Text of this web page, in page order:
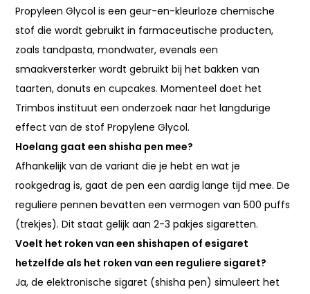
Propyleen Glycol is een geur-en-kleurloze chemische
stof die wordt gebruikt in farmaceutische producten,
zoals tandpasta, mondwater, evenals een
smaakversterker wordt gebruikt bij het bakken van
taarten, donuts en cupcakes. Momenteel doet het
Trimbos instituut een onderzoek naar het langdurige
effect van de stof Propylene Glycol.
Hoelang gaat een shisha pen mee?
Afhankelijk van de variant die je hebt en wat je
rookgedrag is, gaat de pen een aardig lange tijd mee. De
reguliere pennen bevatten een vermogen van 500 puffs
(trekjes). Dit staat gelijk aan 2-3 pakjes sigaretten.
Voelt het roken van een shishapen of esigaret
hetzelfde als het roken van een reguliere sigaret?
Ja, de elektronische sigaret (shisha pen) simuleert het